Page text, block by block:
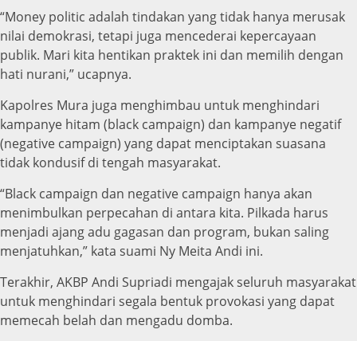
“Money politic adalah tindakan yang tidak hanya merusak
nilai demokrasi, tetapi juga mencederai kepercayaan
publik. Mari kita hentikan praktek ini dan memilih dengan
hati nurani,” ucapnya.
Kapolres Mura juga menghimbau untuk menghindari
kampanye hitam (black campaign) dan kampanye negatif
(negative campaign) yang dapat menciptakan suasana
tidak kondusif di tengah masyarakat.
“Black campaign dan negative campaign hanya akan
menimbulkan perpecahan di antara kita. Pilkada harus
menjadi ajang adu gagasan dan program, bukan saling
menjatuhkan,” kata suami Ny Meita Andi ini.
Terakhir, AKBP Andi Supriadi mengajak seluruh masyarakat
untuk menghindari segala bentuk provokasi yang dapat
memecah belah dan mengadu domba.